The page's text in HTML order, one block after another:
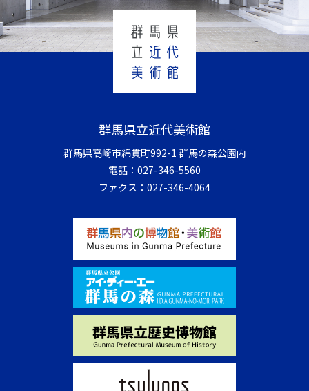
群馬県立近代美術館
群馬県高崎市綿貫町992-1 群馬の森公園内
電話： 027-346-5560
ファクス： 027-346-4064